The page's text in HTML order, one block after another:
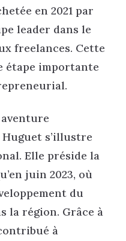
en 2021 par
leader dans le
freelances. Cette
étape importante
s’illustre
Elle préside la
juin 2023, où
du
la région. Grâce à
à